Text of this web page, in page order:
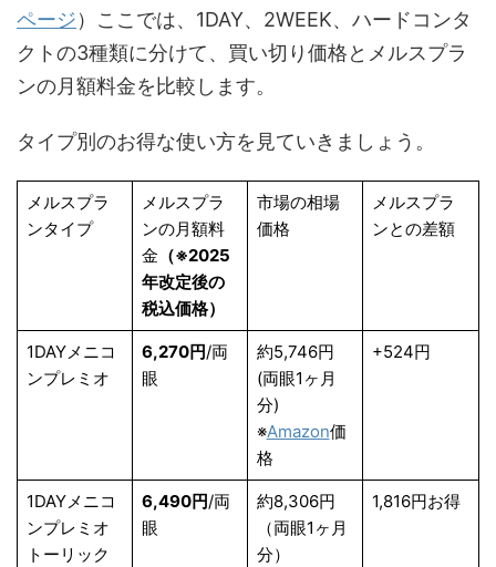
ページ）ここでは、1DAY、2WEEK、ハードコンタ
クトの3種類に分けて、買い切り価格とメルスプラ
ンの月額料金を比較します。
タイプ別のお得な使い方を見ていきましょう。
メルスプラ
ンタイプ
メルスプラ
ンの月額料
金 （※2025
年改定後の
税込価格）
市場の相場
価格
メルスプラ
ンとの差額
1DAYメニコ
ンプレミオ
6,270円/両
眼
約5,746円
(両眼1ヶ月
分)
※Amazon価
格
+524円
1DAYメニコ
ンプレミオ
トーリック
6,490円/両
眼
約8,306円
（両眼1ヶ月
分）
1,816円お得